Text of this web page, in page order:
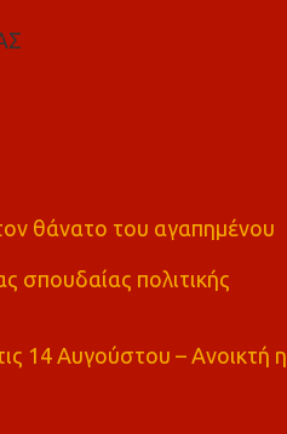
θάνατο του αγαπημένου
σπουδαίας πολιτικής
14 Αυγούστου – Ανοικτή η